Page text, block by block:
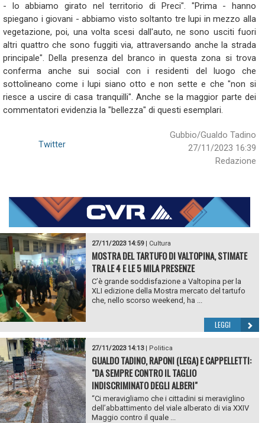
- lo abbiamo girato nel territorio di Preci". "Prima - hanno
spiegano i giovani - abbiamo visto soltanto tre lupi in mezzo alla
vegetazione, poi, una volta scesi dall'auto, ne sono usciti fuori
altri quattro che sono fuggiti via, attraversando anche la strada
principale". Della presenza del branco in questa zona si trova
conferma anche sui social con i residenti del luogo che
sottolineano come i lupi siano otto e non sette e che "non si
riesce a uscire di casa tranquilli". Anche se la maggior parte dei
commentatori evidenzia la "bellezza" di questi esemplari.
Gubbio/Gualdo Tadino
27/11/2023 16:39
Redazione
Twitter
27/11/2023 14:59| Cultura
MOSTRA DEL TARTUFO DI VALTOPINA, STIMATE
TRA LE 4 E LE 5 MILA PRESENZE
C’è grande soddisfazione a Valtopina per la
XLI edizione della Mostra mercato del tartufo
che, nello scorso weekend, ha ...
LEGGI
27/11/2023 14:13| Politica
GUALDO TADINO, RAPONI (LEGA) E CAPPELLETTI:
"DA SEMPRE CONTRO IL TAGLIO
INDISCRIMINATO DEGLI ALBERI"
“Ci meravigliamo che i cittadini si meraviglino
dell’abbattimento del viale alberato di via XXIV
Maggio contro il quale ...